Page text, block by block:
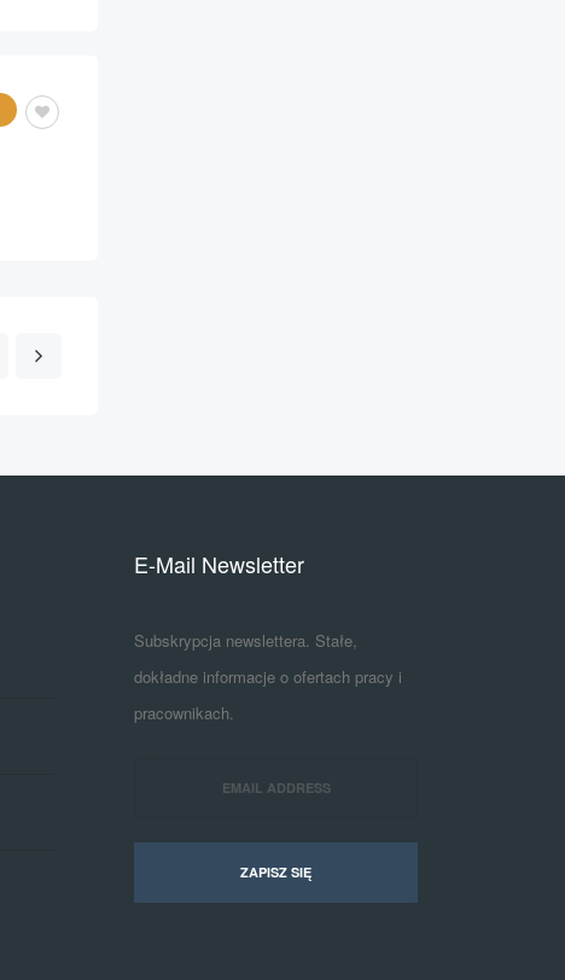
E-Mail Newsletter
Subskrypcja newslettera. Stałe,
dokładne informacje o ofertach pracy i
pracownikach.
ZAPISZ SIĘ